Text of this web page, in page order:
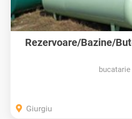
Rezervoare/Bazine/
bucatarie
Giurgiu